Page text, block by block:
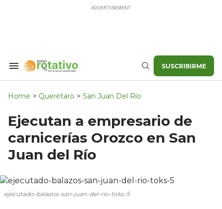
Search
Navigation
Buscar SUSCRIBIRME
Home > Querétaro > San Juan Del Río
Ejecutan a empresario de
carnicerías Orozco en San
Juan del Río
ejecutado-balazos-san-juan-del-rio-toks-5